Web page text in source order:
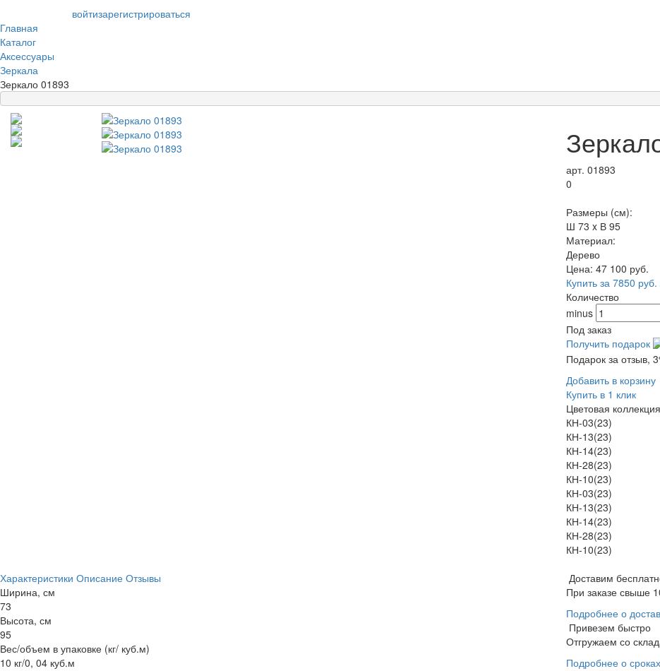
войтизарегистрироваться
Главная
Каталог
Аксессуары
Зеркала
Зеркало 01893
арт. 01893
0
Размеры (см):
Ш 73 x В 95
Материал:
Дерево
Цена: 47 100 руб.
Купить за 7850
Количество
minus
Под заказ
Получить подарок
Подарок за отзыв,
Добавить в корзину
Купить в 1 клик
Цветовая коллекция
КН-03(23)
КН-13(23)
КН-14(23)
КН-28(23)
КН-10(23)
КН-03(23)
КН-13(23)
КН-14(23)
КН-28(23)
КН-10(23)
Характеристики Описание Отзывы
Ширина, см
73
Высота, см
95
Вес/объем в упаковке (кг/ куб.м)
10 кг/0, 04 куб.м
Доставим
При заказе свыше
Подробнее о
Привезем быстро
Отгружаем со
Подробнее о сроках